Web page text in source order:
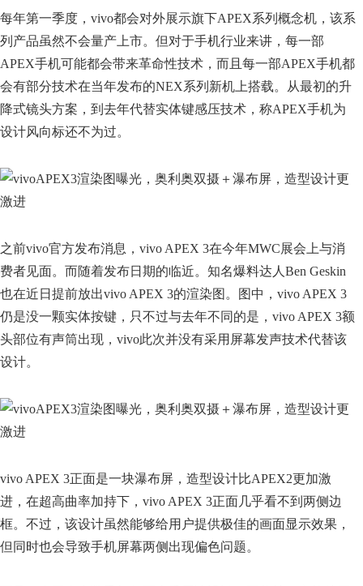
每年第一季度，vivo都会对外展示旗下APEX系列概念机，该系
列产品虽然不会量产上市。但对于手机行业来讲，每一部
APEX手机可能都会带来革命性技术，而且每一部APEX手机都
会有部分技术在当年发布的NEX系列新机上搭载。从最初的升
降式镜头方案，到去年代替实体键感压技术，称APEX手机为
设计风向标还不为过。
之前vivo官方发布消息，vivo APEX 3在今年MWC展会上与消
费者见面。而随着发布日期的临近。知名爆料达人Ben Geskin
也在近日提前放出vivo APEX 3的渲染图。图中，vivo APEX 3
仍是没一颗实体按键，只不过与去年不同的是，vivo APEX 3额
头部位有声筒出现，vivo此次并没有采用屏幕发声技术代替该
设计。
vivo APEX 3正面是一块瀑布屏，造型设计比APEX2更加激
进，在超高曲率加持下，vivo APEX 3正面几乎看不到两侧边
框。不过，该设计虽然能够给用户提供极佳的画面显示效果，
但同时也会导致手机屏幕两侧出现偏色问题。